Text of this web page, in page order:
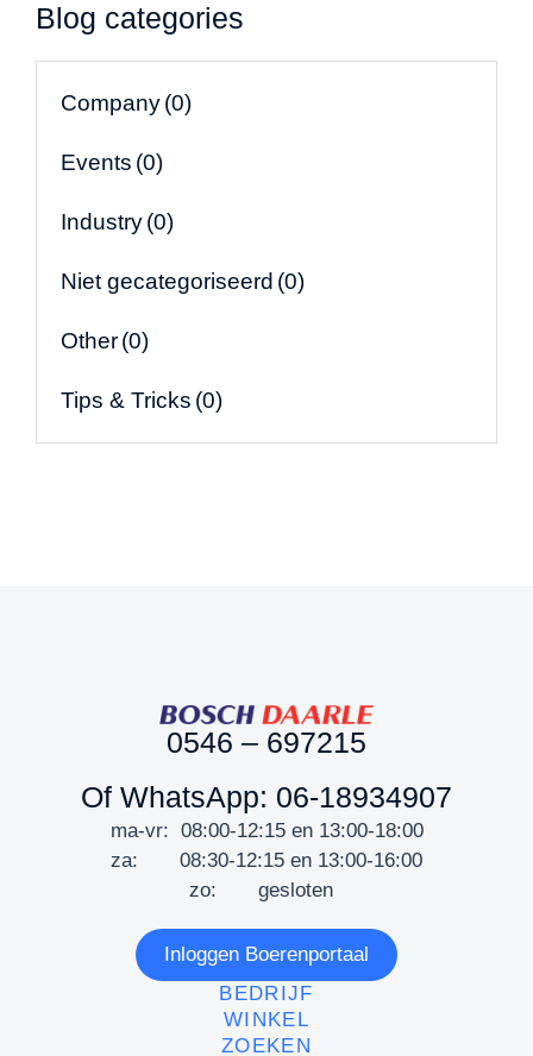
Blog categories
Company(0)
Events (0)
Industry(0)
Niet gecategoriseerd (0)
Other(0)
Tips & Tricks (0)
0546 – 697215
Of WhatsApp: 06-18934907
ma-vr: 08:00-12:15 en 13:00-18:00
za: 08:30-12:15 en 13:00-16:00
zo: gesloten
Inloggen Boerenportaal
BEDRIJF
WINKEL
ZOEKEN